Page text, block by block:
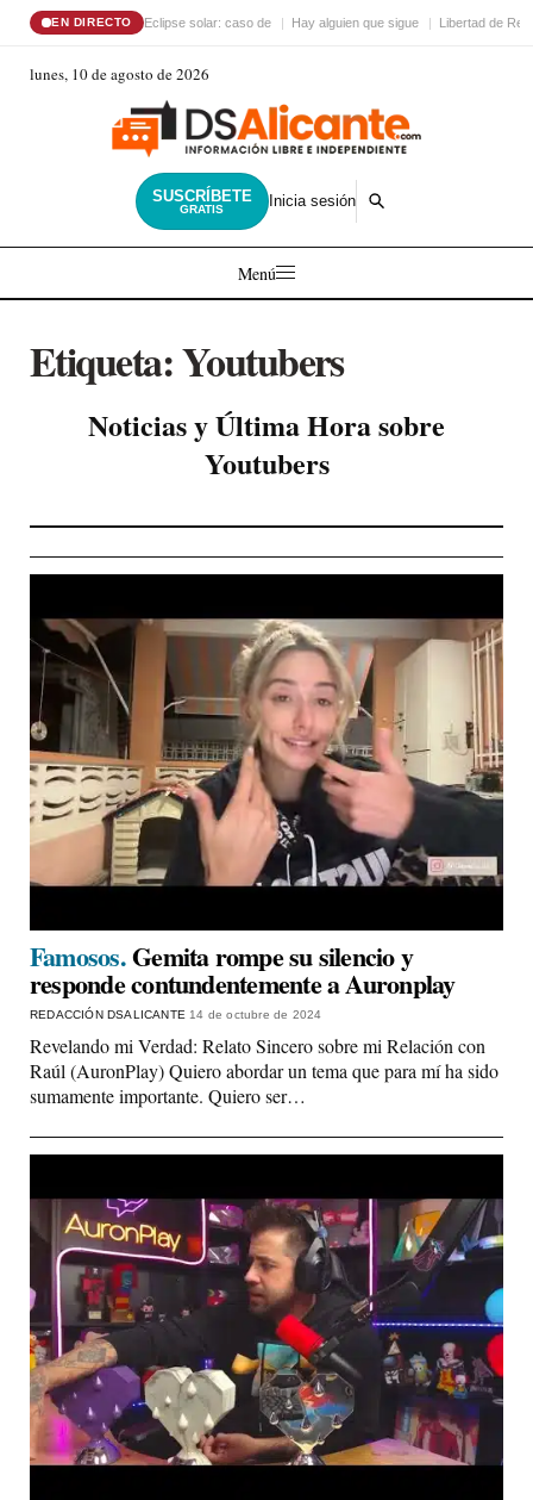
EN DIRECTO Eclipse solar: caso de Hay alguien que sigue Libertad de
lunes, 10 de agosto de 2026
SUSCRÍBETE
GRATIS Inicia sesión
Menú
Etiqueta:Youtubers
Noticias y Última Hora sobre
Youtubers
Famosos.Gemita rompe su silencio y
responde contundentemente a Auronplay
REDACCIÓN DSALICANTE 14 de octubre de 2024
Revelando mi Verdad: Relato Sincero sobre mi Relación con
Raúl (AuronPlay) Quiero abordar un tema que para mí ha sido
sumamente importante. Quiero ser…